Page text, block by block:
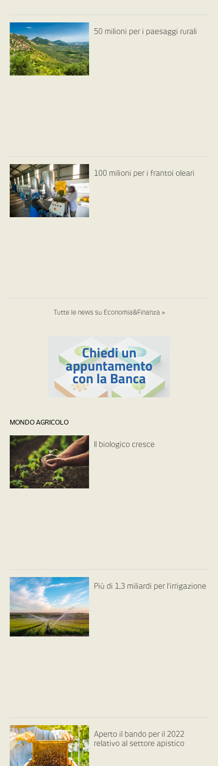
50 milioni per i paesaggi rurali
100 milioni per i frantoi oleari
Tutte le news su Economia&Finanza »
MONDO AGRICOLO
Il biologico cresce
Più di 1,3 miliardi per l’irrigazione
Aperto il bando per il 2022
relativo al settore apistico